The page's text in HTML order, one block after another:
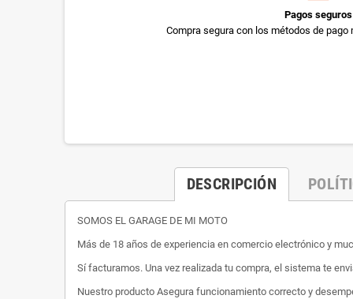
Pagos seguros
Compra segura con los métodos de
DESCRIPCIÓN
SOMOS EL GARAGE DE MI MOTO
Más de 18 años de experiencia en comercio electrónico y
Sí facturamos. Una vez realizada tu compra, el sistema te
Nuestro producto Asegura funcionamiento correcto y